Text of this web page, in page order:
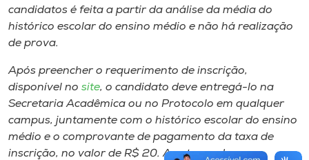
candidatos é feita a partir da análise da média do
histórico escolar do ensino médio e não há realização
de prova.
Após preencher o requerimento de inscrição,
disponível no site, o candidato deve entregá-lo na
Secretaria Acadêmica ou no Protocolo em qualquer
campus, juntamente com o histórico escolar do ensino
médio e o comprovante de pagamento da taxa de
inscrição, no valor de R$ 20. A entrega dos